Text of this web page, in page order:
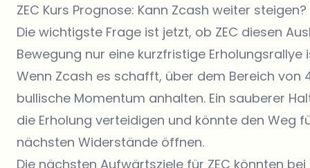
ZEC Kurs Prognose: Kann Zcash weiter steigen?
Die wichtigste Frage ist jetzt, ob ZEC diesen
Bewegung nur eine kurzfristige Erholungsrallye
Wenn Zcash es schafft, über dem Bereich von
bullische Momentum anhalten. Ein sauberer
die Erholung verteidigen und könnte den Weg
nächsten Widerstände öffnen.
Die nächsten Aufwärtsziele für ZEC könnten